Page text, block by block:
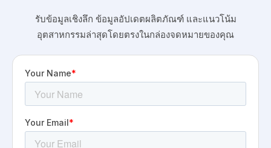
รับข้อมูลเชิงลึก ข้อมูลอัปเดตผลิตภัณฑ์ และแนวโน้ม
อุตสาหกรรมล่าสุดโดยตรงในกล่องจดหมายของคุณ